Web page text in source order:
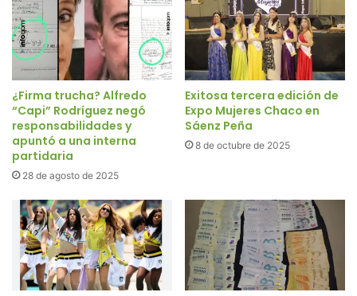
¿Firma trucha? Alfredo
“Capi” Rodríguez negó
responsabilidades y
apuntó a una interna
partidaria
28 de agosto de 2025
Exitosa tercera edición de
Expo Mujeres Chaco en
Sáenz Peña
8 de octubre de 2025